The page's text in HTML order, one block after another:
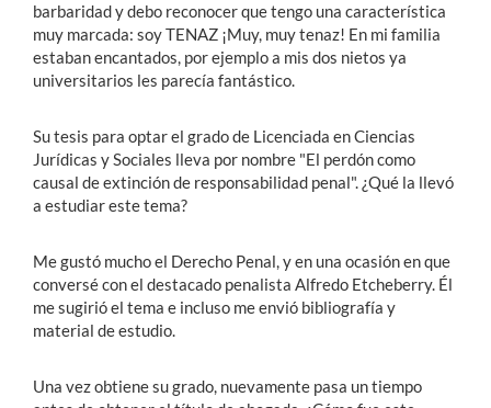
barbaridad y debo reconocer que tengo una característica
muy marcada: soy TENAZ ¡Muy, muy tenaz! En mi familia
estaban encantados, por ejemplo a mis dos nietos ya
universitarios les parecía fantástico.
Su tesis para optar el grado de Licenciada en Ciencias
Jurídicas y Sociales lleva por nombre "El perdón como
causal de extinción de responsabilidad penal". ¿Qué la llevó
a estudiar este tema?
Me gustó mucho el Derecho Penal, y en una ocasión en que
conversé con el destacado penalista Alfredo Etcheberry. Él
me sugirió el tema e incluso me envió bibliografía y
material de estudio.
Una vez obtiene su grado, nuevamente pasa un tiempo